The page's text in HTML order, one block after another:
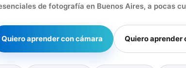
de fotografía en Buenos Aires, a pocas
Quiero aprender con cámara Quiero aprender